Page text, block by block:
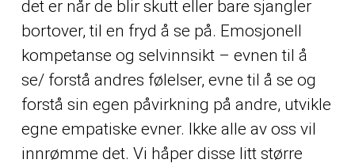
det er når de blir skutt eller bare sjangler
bortover, til en fryd å se på. Emosjonell
kompetanse og selvinnsikt – evnen til å
se/ forstå andres følelser, evne til å se og
forstå sin egen påvirkning på andre, utvikle
egne empatiske evner. Ikke alle av oss vil
innrømme det. Vi håper disse litt større